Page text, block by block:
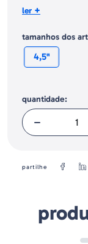
Tamanho:
ler +
tamanhos dos
4,5"
quantidade:
partilhe